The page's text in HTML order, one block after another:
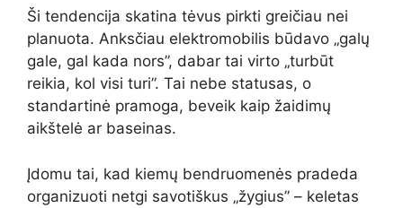
Ši tendencija skatina tėvus pirkti greičiau nei
planuota. Anksčiau elektromobilis būdavo „galų
gale, gal kada nors”, dabar tai virto „turbūt
reikia, kol visi turi”. Tai nebe statusas, o
standartinė pramoga, beveik kaip žaidimų
aikštelė ar baseinas.
Įdomu tai, kad kiemų bendruomenės pradeda
organizuoti netgi savotiškus „žygius” – keletas